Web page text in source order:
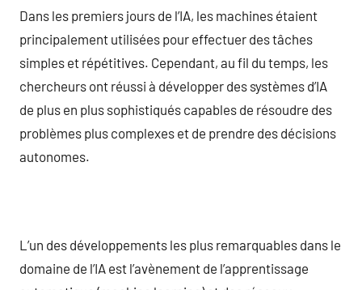
Dans les premiers jours de l’IA, les machines étaient
principalement utilisées pour effectuer des tâches
simples et répétitives. Cependant, au fil du temps, les
chercheurs ont réussi à développer des systèmes d’IA
de plus en plus sophistiqués capables de résoudre des
problèmes plus complexes et de prendre des décisions
autonomes.
L’un des développements les plus remarquables dans le
domaine de l’IA est l’avènement de l’apprentissage